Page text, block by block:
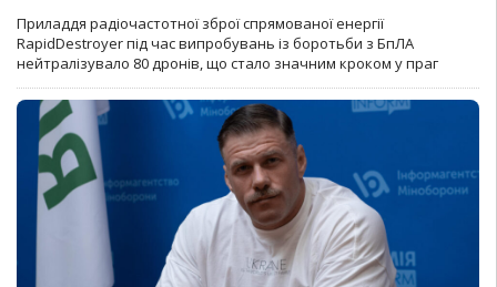
Приладдя радіочастотної зброї спрямованої енергії
RapidDestroyer під час випробувань із боротьби з БпЛА
нейтралізувало 80 дронів, що стало значним кроком у праг